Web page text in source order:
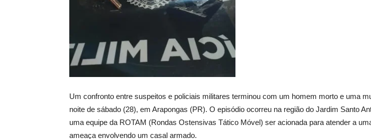
Um confronto entre suspeitos e policiais militares terminou com um homem morto e uma
noite de sábado (28), em Arapongas (PR). O episódio ocorreu na região do Jardim Santo
uma equipe da ROTAM (Rondas Ostensivas Tático Móvel) ser acionada para atender a
ameaça envolvendo um casal armado.